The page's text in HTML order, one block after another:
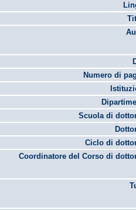
Numero di
Scuola di
Ciclo di
Coordinatore del Corso di